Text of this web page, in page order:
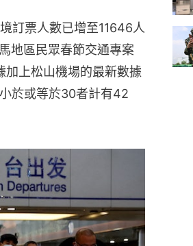
訂票人數已增至11646人
地區民眾春節交通專案
加上松山機場的最新數據
於或等於30者計有42